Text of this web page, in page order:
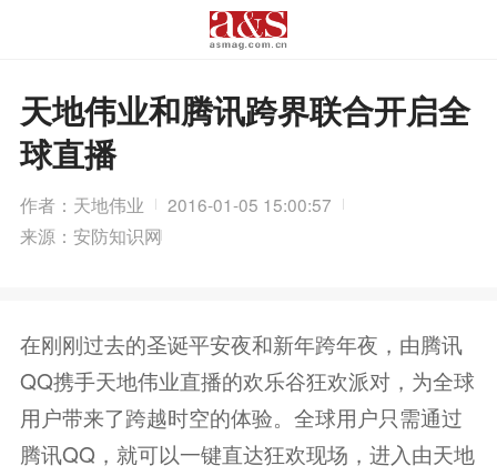
天地伟业和腾讯跨界联合开启全
球直播
作者：天地伟业
2016-01-05 15:00:57
来源：安防知识网
在刚刚过去的圣诞平安夜和新年跨年夜，由腾讯
QQ携手天地伟业直播的欢乐谷狂欢派对，为全球
用户带来了跨越时空的体验。全球用户只需通过
腾讯QQ，就可以一键直达狂欢现场，进入由天地